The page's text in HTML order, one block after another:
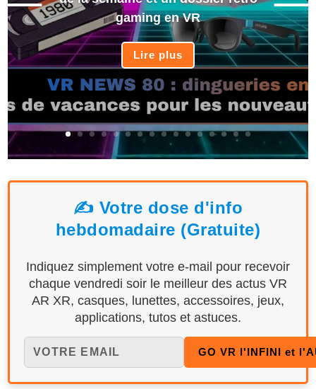
gaming en VR
Lire plus
✍️ Votre dose d'info
hebdomadaire (Gratuite)
Indiquez simplement votre e-mail pour recevoir
chaque vendredi soir le meilleur des actus VR
AR XR, casques, lunettes, accessoires, jeux,
applications, tutos et astuces.